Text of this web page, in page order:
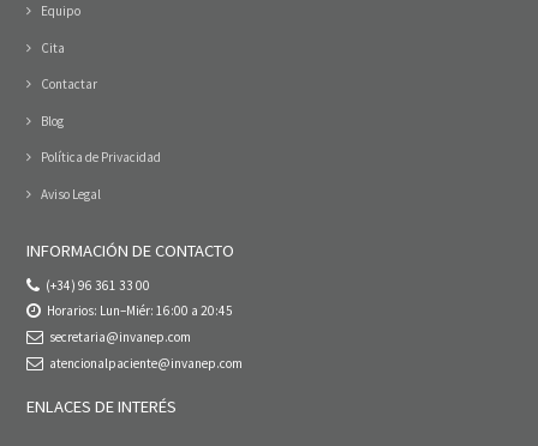
Equipo
Cita
Contactar
Blog
Política de Privacidad
Aviso Legal
INFORMACIÓN DE CONTACTO
(+34) 96 361 33 00
Horarios: Lun–Miér: 16:00 a 20:45
secretaria@invanep.com
atencionalpaciente@invanep.com
ENLACES DE INTERÉS